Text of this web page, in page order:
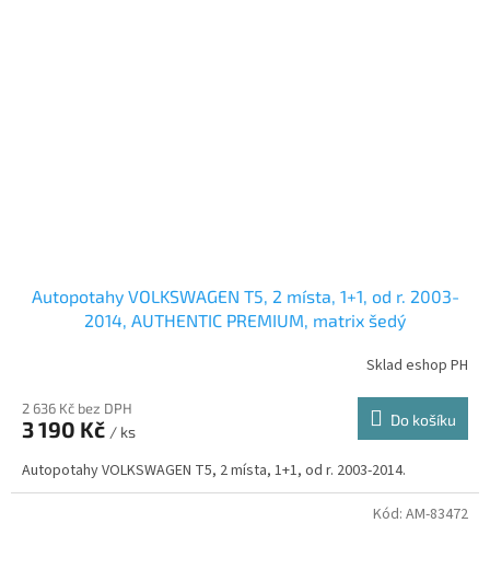
Autopotahy VOLKSWAGEN T5, 2 místa, 1+1, od r. 2003-
2014, AUTHENTIC PREMIUM, matrix šedý
Sklad eshop PH
2 636 Kč bez DPH
3 190 Kč / ks
Do košíku
Autopotahy VOLKSWAGEN T5, 2 místa, 1+1, od r. 2003-2014.
Kód: AM-83472